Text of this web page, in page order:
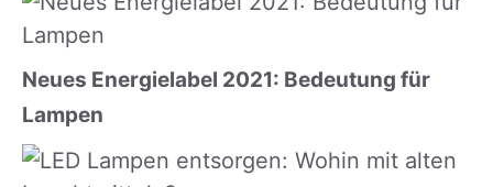
Neues Energielabel 2021: Bedeutung für
Lampen